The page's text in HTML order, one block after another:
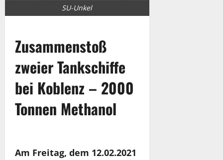
SU-Unkel
Zusammenstoß
zweier Tankschiffe
bei Koblenz – 2000
Tonnen Methanol
Am Freitag, dem 12.02.2021